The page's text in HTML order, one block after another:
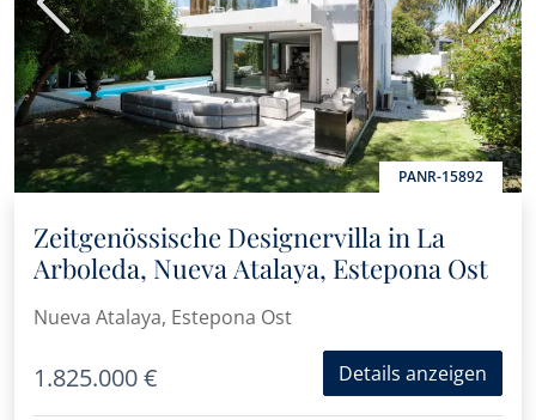
PANR-15892
Vorherige
Zeitgenössische Designervilla in La
Arboleda, Nueva Atalaya, Estepona Ost
Nueva Atalaya, Estepona Ost
1.825.000 € Details anzeigen